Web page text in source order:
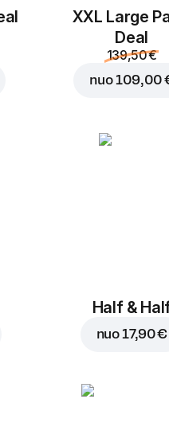
XXL Large
Deal
139,50 €
nuo 109,00
Half &
nuo17,90 €